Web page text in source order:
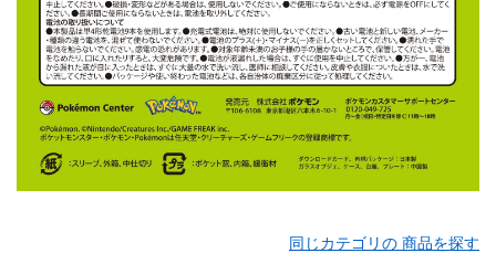
同じカテゴリの 商品を探す